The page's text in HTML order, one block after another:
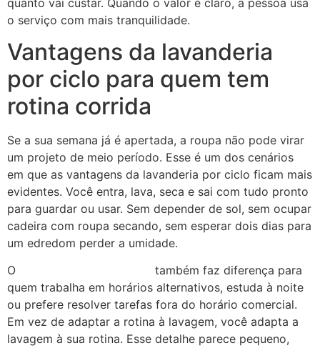
o serviço com mais tranquilidade.
Vantagens da lavanderia
por ciclo para quem tem
rotina corrida
Se a sua semana já é apertada, a roupa não pode virar
um projeto de meio período. Esse é um dos cenários
em que as vantagens da lavanderia por ciclo ficam mais
evidentes. Você entra, lava, seca e sai com tudo pronto
para guardar ou usar. Sem depender de sol, sem ocupar
cadeira com roupa secando, sem esperar dois dias para
um edredom perder a umidade.
O
também faz diferença para
quem trabalha em horários alternativos, estuda à noite
ou prefere resolver tarefas fora do horário comercial.
Em vez de adaptar a rotina à lavagem, você adapta a
lavagem à sua rotina. Esse detalhe parece pequeno,